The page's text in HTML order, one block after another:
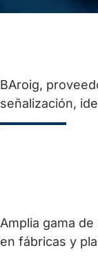
BAroig,
señalización,
Amplia gama
en fábricas y